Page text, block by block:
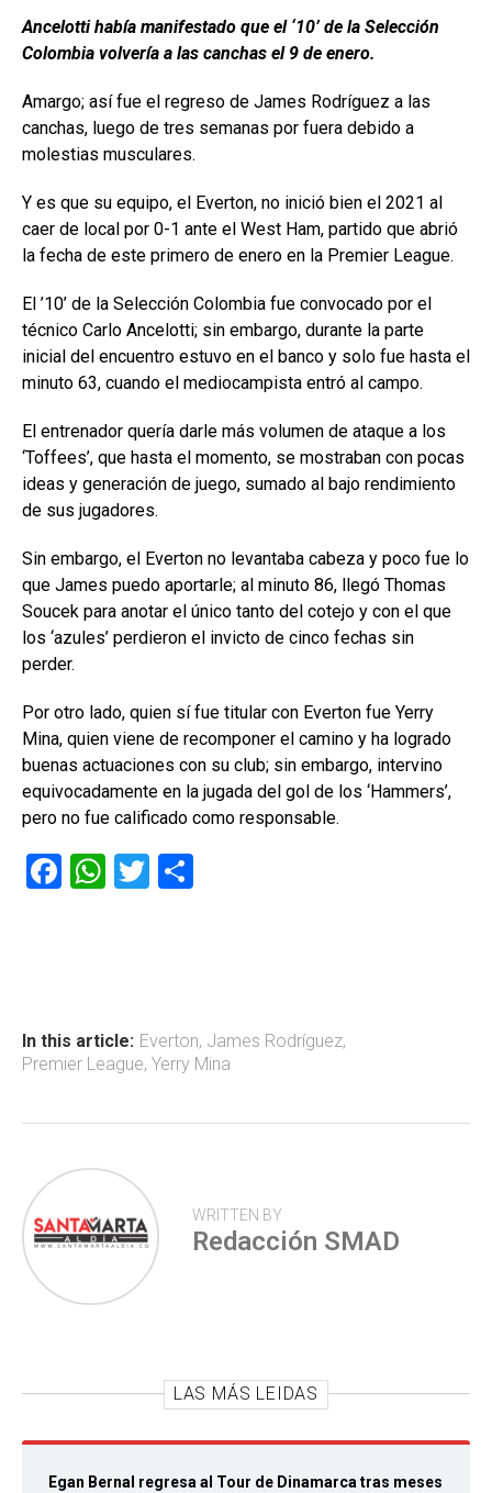
Ancelotti había manifestado que el ‘10’ de la Selección
Colombia volvería a las canchas el 9 de enero.
Amargo; así fue el regreso de James Rodríguez a las
canchas, luego de tres semanas por fuera debido a
molestias musculares.
Y es que su equipo, el Everton, no inició bien el 2021 al
caer de local por 0-1 ante el West Ham, partido que abrió
la fecha de este primero de enero en la Premier League.
El ’10’ de la Selección Colombia fue convocado por el
técnico Carlo Ancelotti; sin embargo, durante la parte
inicial del encuentro estuvo en el banco y solo fue hasta el
minuto 63, cuando el mediocampista entró al campo.
El entrenador quería darle más volumen de ataque a los
‘Toffees’, que hasta el momento, se mostraban con pocas
ideas y generación de juego, sumado al bajo rendimiento
de sus jugadores.
Sin embargo, el Everton no levantaba cabeza y poco fue lo
que James puedo aportarle; al minuto 86, llegó Thomas
Soucek para anotar el único tanto del cotejo y con el que
los ‘azules’ perdieron el invicto de cinco fechas sin
perder.
Por otro lado, quien sí fue titular con Everton fue Yerry
Mina, quien viene de recomponer el camino y ha logrado
buenas actuaciones con su club; sin embargo, intervino
equivocadamente en la jugada del gol de los ‘Hammers’,
pero no fue calificado como responsable.
F
ok
W
p
p
T
tir
In this article: Everton, James Rodríguez,
Premier League, Yerry Mina
WRITTEN BY
Redacción SMAD
LAS MÁS LEIDAS
Egan Bernal regresa al Tour de Dinamarca tras meses